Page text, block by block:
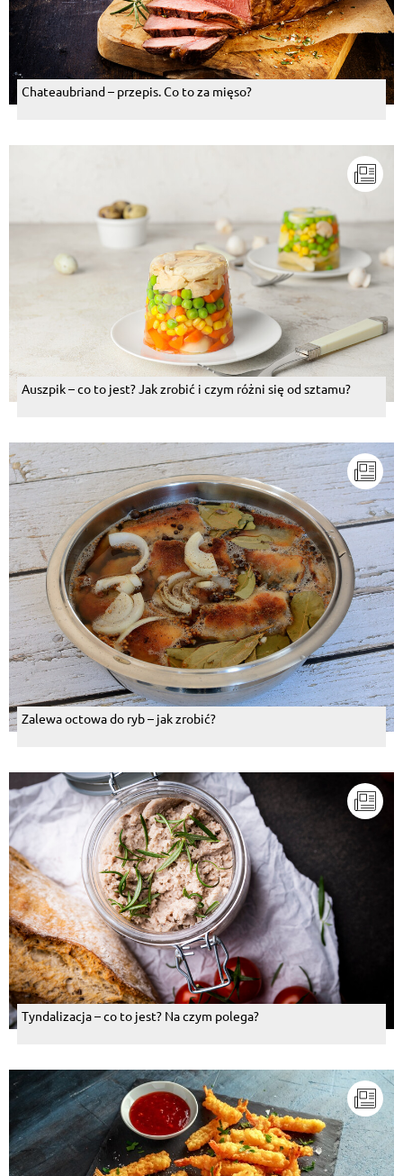
Chateaubriand – przepis. Co to za mięso?
Auszpik – co to jest? Jak zrobić i czym różni się od sztamu?
Zalewa octowa do ryb – jak zrobić?
Tyndalizacja – co to jest? Na czym polega?